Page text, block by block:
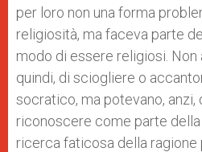
per loro non una forma
religiosità, ma faceva parte
modo di essere religiosi. Non
quindi, di sciogliere o
socratico, ma potevano,
riconoscere come parte
ricerca faticosa della ragione